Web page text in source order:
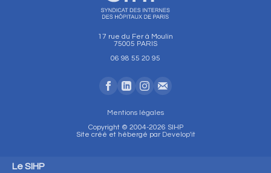
17 rue du Fer à Moulin
75005 PARIS
06 98 55 20 95
Mentions légales
Copyright © 2004-2026 SIHP
Site créé et hébergé par Develop'it
Le SIHP